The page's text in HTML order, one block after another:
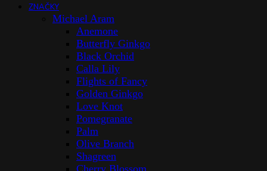
ZNAČKY
Michael Aram
Anemone
Butterfly Ginkgo
Black Orchid
Calla Lily
Flights of Fancy
Golden Ginkgo
Love Knot
Pomegranate
Palm
Olive Branch
Shagreen
Cherry Blossom